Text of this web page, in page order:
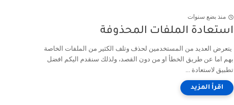
منذ بضع سنوات
استعادة الملفات المحذوفة
يتعرض العديد من المستخدمين لحذف وتلف الكثير من الملفات الخاصة
بهم اما عن طريق الخطأ او من دون القصد، ولذلك سنقدم اليكم افضل
تطبيق لاستعادة ...